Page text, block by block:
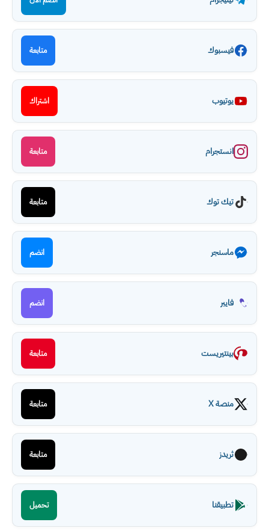
فيسبوك متابعة
يوتيوب اشتراك
انستجرام متابعة
تيك توك متابعة
ماسنجر انضم
فايبر انضم
بينتيريست متابعة
منصة X متابعة
ثريدز متابعة
تطبيقنا تحميل